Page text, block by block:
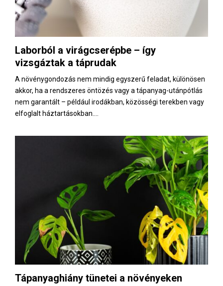
Laborból a virágcserépbe – így
vizsgáztak a táprudak
A növénygondozás nem mindig egyszerű feladat, különösen
akkor, ha a rendszeres öntözés vagy a tápanyag-utánpótlás
nem garantált – például irodákban, közösségi terekben vagy
elfoglalt háztartásokban....
Tápanyaghiány tünetei a növényeken